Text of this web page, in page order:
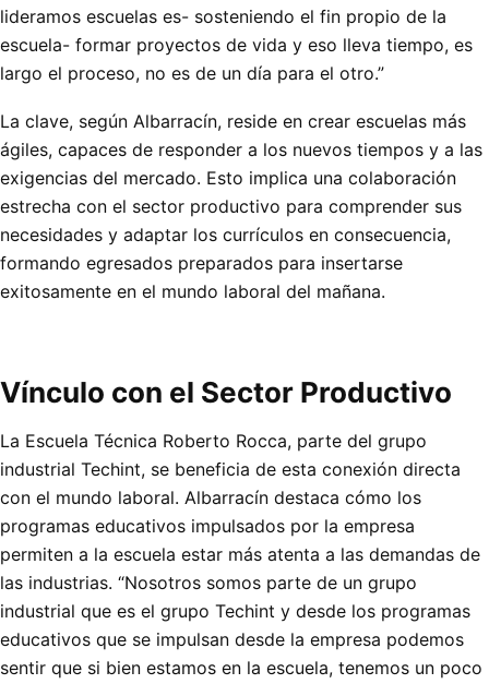
lideramos escuelas es- sosteniendo el fin propio de la
escuela- formar proyectos de vida y eso lleva tiempo, es
largo el proceso, no es de un día para el otro.”
La clave, según Albarracín, reside en crear escuelas más
ágiles, capaces de responder a los nuevos tiempos y a las
exigencias del mercado. Esto implica una colaboración
estrecha con el sector productivo para comprender sus
necesidades y adaptar los currículos en consecuencia,
formando egresados preparados para insertarse
exitosamente en el mundo laboral del mañana.
Vínculo con el Sector Productivo
La Escuela Técnica Roberto Rocca, parte del grupo
industrial Techint, se beneficia de esta conexión directa
con el mundo laboral. Albarracín destaca cómo los
programas educativos impulsados por la empresa
permiten a la escuela estar más atenta a las demandas de
las industrias. “Nosotros somos parte de un grupo
industrial que es el grupo Techint y desde los programas
educativos que se impulsan desde la empresa podemos
sentir que si bien estamos en la escuela, tenemos un poco